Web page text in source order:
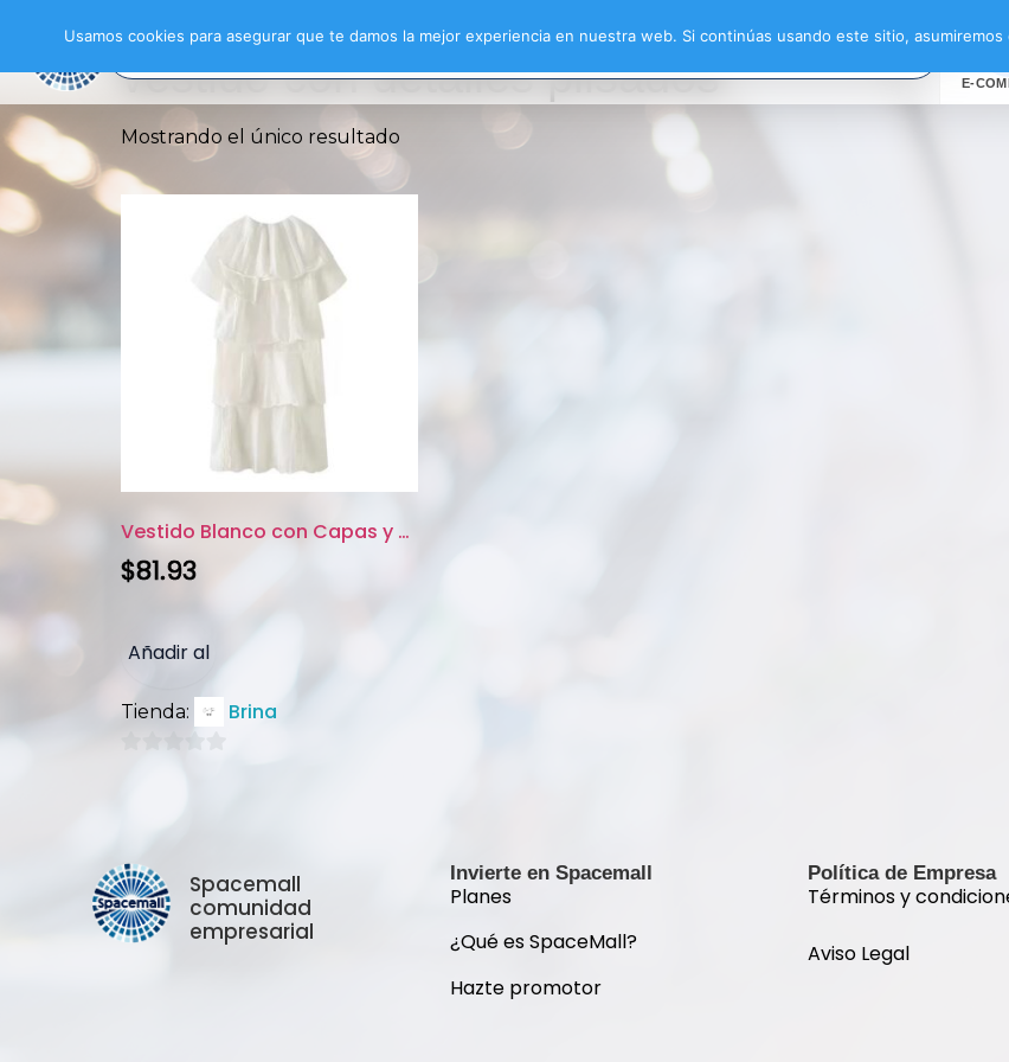
E-
vestido con detalles plisados
Mostrando el único resultado
Vestido Blanco con Capas y Det...
$81.93
Añadir al
carrito
Tienda: Brina
Spacemall
comunidad
empresarial
Invierte en Spacemall
Planes
¿Qué es SpaceMall?
Hazte promotor
Política de Empresa
Términos y
Aviso Legal
Usamos cookies para asegurar que te damos la mejor experiencia en nuestra web. Si continúas usando este sitio,